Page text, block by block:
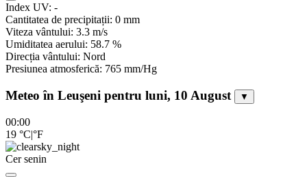
Index UV: -
Cantitatea de precipitații: 0 mm
Viteza vântului: 3.3 m/s
Umiditatea aerului: 58.7 %
Direcția vântului: Nord
Presiunea atmosferică: 765 mm/Hg
Meteo în Leuşeni pentru luni, 10 August ▼
00:00
19 °C|°F
Cer senin